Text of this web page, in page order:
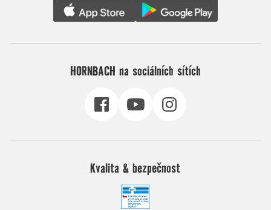
HORNBACH na sociálních sítích
Kvalita & bezpečnost